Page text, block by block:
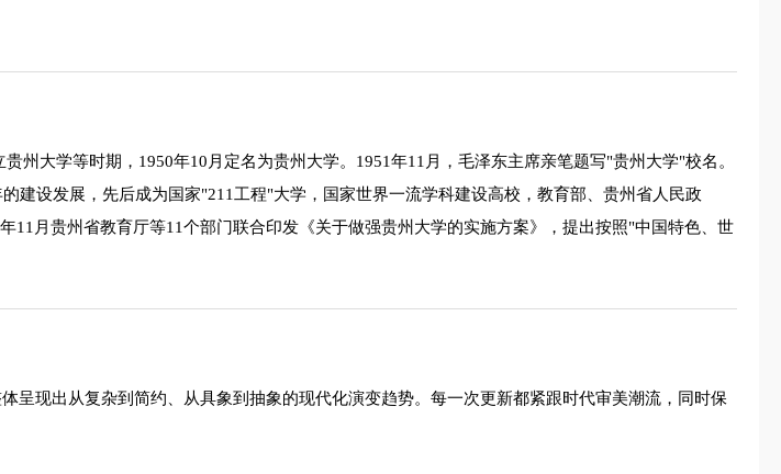
大学等时期，1950年10月定名为贵州大学。1951年11月，毛泽东主席亲笔题写"贵州大学"校名。
建设发展，先后成为国家"211工程"大学，国家世界一流学科建设高校，教育部、贵州省人民政
月贵州省教育厅等11个部门联合印发《关于做强贵州大学的实施方案》，提出按照"中国特色、世
现出从复杂到简约、从具象到抽象的现代化演变趋势。每一次更新都紧跟时代审美潮流，同时保